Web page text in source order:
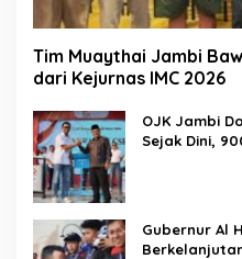
Tim Muaythai Jambi
dari Kejurnas IMC 2026
OJK Jambi
Sejak Dini,
Gubernur Al